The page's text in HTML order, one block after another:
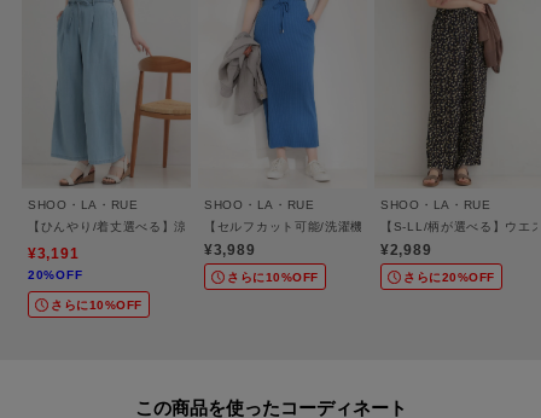
・毎年リピートしています。今年はフリーサイズなので、サイズで迷わなく
てよかった。
(身長:149cm 体型:普通 ブルー(391カラー)の00(FREE)サイズ購入
・商品名の通り、ボトムスにインしなくてもサマになる絶妙な丈感とシルエ
ットが素晴らしいです。
お腹や腰回りを自然にカバーしてくれるので50代の体型にも優しく、職場の
学校へ着ていく毎日のオフィスカジュアルとしても、
だらしなく見えずに大活躍しています。胸元も下着が覗かない絶妙な空き加
減で気に入りました。色違いで揃えたいです。
(身長:156cm 体型:普通 ブルー(391カラー)の00(FREE)サイズ購入
というお声を頂いております。
SHOO・LA・RUE
【ひんやり/着丈選べる】涼しく穿ける ウエストリボン デニムイージーワイドパンツ
¥3,191
20%OFF
さらに10%OFF
SHOO・LA・RUE
【セルフカット可能/洗濯機可/S-LL】テレコナロースカ
¥3,989
さらに10%OFF
SHOO・LA・RUE
【S-LL/柄が選べる】ウエ
¥2,989
さらに20%OFF
この商品を使った